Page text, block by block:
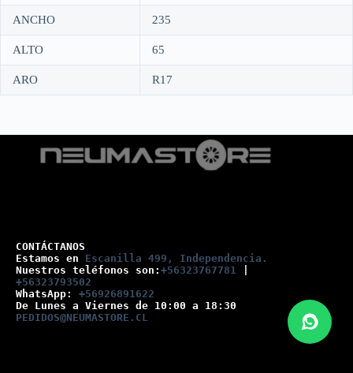
ANCHO 235
ALTO 65
ARO R17
CONTÁCTANOS
Estamos en Escanilla 499, Independencia.
Nuestros teléfonos son: +56323767781
+56323793502
WhatsApp: +56926891622
De Lunes a Viernes de 10:00 a 18:30
PEDIDOS@NEUMASTORE.CL